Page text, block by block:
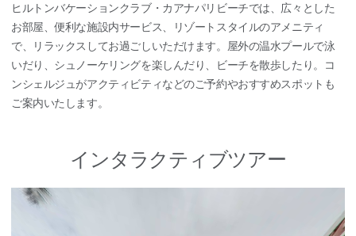
ヒルトンバケーションクラブ・カアナパリビーチでは、広々とした
お部屋、便利な施設内サービス、リゾートスタイルのアメニティ
で、リラックスしてお過ごしいただけます。屋外の温水プールで泳
いだり、シュノーケリングを楽しんだり、ビーチを散歩したり。コ
ンシェルジュがアクティビティなどのご予約やおすすめスポットも
ご案内いたします。
インタラクティブツアー